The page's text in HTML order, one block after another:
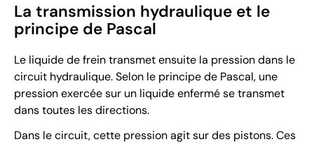
La transmission hydraulique et le
principe de Pascal
Le liquide de frein transmet ensuite la pression dans le
circuit hydraulique. Selon le principe de Pascal, une
pression exercée sur un liquide enfermé se transmet
dans toutes les directions.
Dans le circuit, cette pression agit sur des pistons. Ces